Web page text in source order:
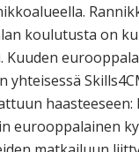
koulutusta on
Kuuden
yhteisessä
haasteeseen:
eurooppalainen